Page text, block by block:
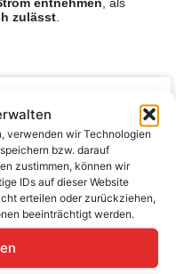
verwenden wir Technologien
bzw. darauf
zustimmen, können wir
IDs auf dieser Website
erteilen oder zurückziehen,
beeinträchtigt werden.
von 7,4 kW, 11
entnehmen, als
zulässt.